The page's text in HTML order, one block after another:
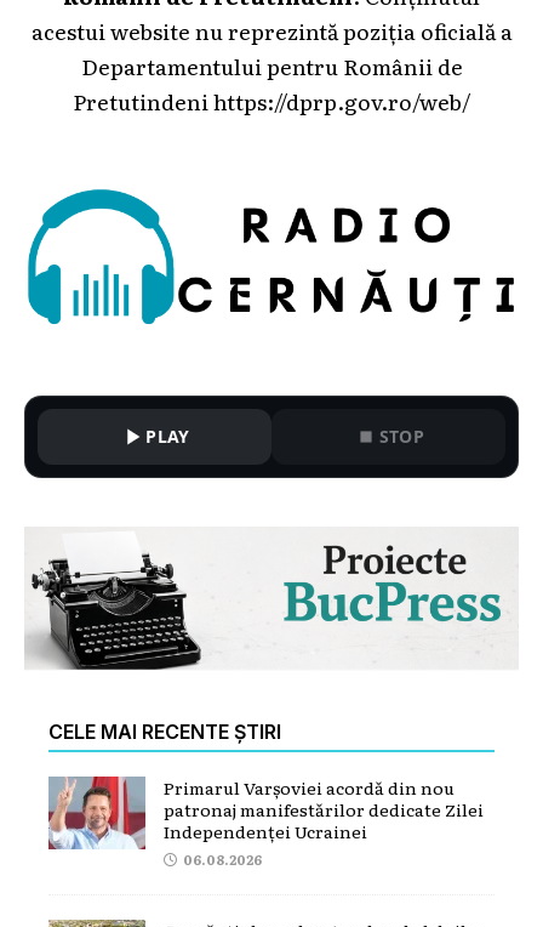
acestui website nu reprezintă poziția oficială a
Departamentului pentru Românii de
Pretutindeni https://dprp.gov.ro/web/
PLAY STOP
CELE MAI RECENTE ȘTIRI
Primarul Varșoviei acordă din nou
patronaj manifestărilor dedicate Zilei
Independenței Ucrainei
06.08.2026